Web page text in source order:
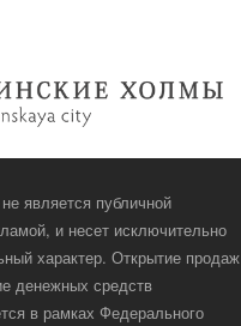
является публичной
и несет исключительно
характер. Открытие продаж
денежных средств
в рамках Федерального